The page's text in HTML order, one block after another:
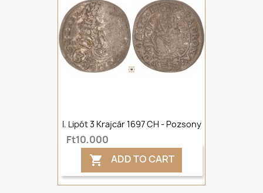
I. Lipót 3 Krajcár 1697 CH - Pozsony
Ft10,000
 ADD TO CART